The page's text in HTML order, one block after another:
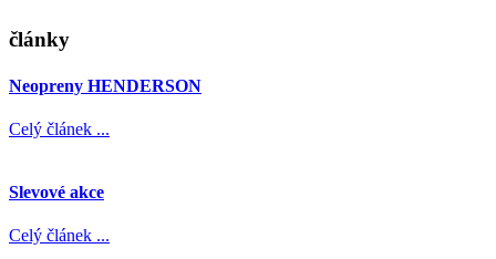
články
Neopreny HENDERSON
Celý článek ...
Slevové akce
Celý článek ...